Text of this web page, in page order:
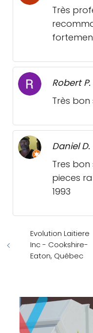
Très
Robert P.
Très bon
Daniel D.
Tres
pieces
1993
Evolution Laitiere
Inc - Cookshire-
Eaton, Québec